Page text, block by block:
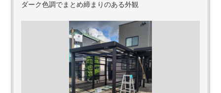
ダーク色調でまとめ締まりのある外観